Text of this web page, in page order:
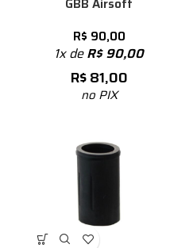
GBB Airsoft
R$ 90,00
1x deR$90,00
R$81,00
no PIX